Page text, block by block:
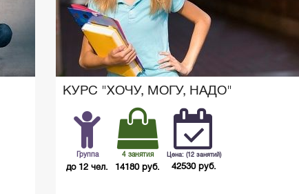
КУРС "ХОЧУ, МОГУ, НАДО"
Группа
до 12 чел.
4 занятия
14180 руб.
Цена: (12 занятий)
42530 руб.